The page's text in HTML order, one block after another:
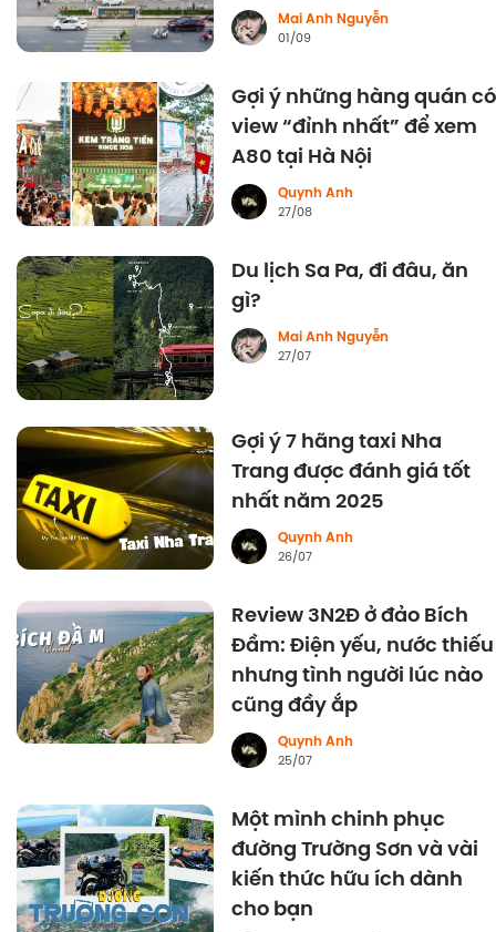
Mai Anh Nguyễn
01/09
Gợi ý những hàng quán có
view “đỉnh nhất” để xem
A80 tại Hà Nội
Quynh Anh
27/08
Du lịch Sa Pa, đi đâu, ăn
gì?
Mai Anh Nguyễn
27/07
Gợi ý 7 hãng taxi Nha
Trang được đánh giá tốt
nhất năm 2025
Quynh Anh
26/07
Review 3N2Đ ở đảo Bích
Đầm: Điện yếu, nước thiếu
nhưng tình người lúc nào
cũng đầy ắp
Quynh Anh
25/07
Một mình chinh phục
đường Trường Sơn và vài
kiến thức hữu ích dành
cho bạn